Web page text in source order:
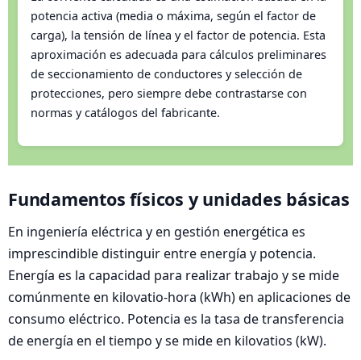
potencia activa (media o máxima, según el factor de
carga), la tensión de línea y el factor de potencia. Esta
aproximación es adecuada para cálculos preliminares
de seccionamiento de conductores y selección de
protecciones, pero siempre debe contrastarse con
normas y catálogos del fabricante.
Fundamentos físicos y unidades básicas
En ingeniería eléctrica y en gestión energética es
imprescindible distinguir entre energía y potencia.
Energía es la capacidad para realizar trabajo y se mide
comúnmente en kilovatio-hora (kWh) en aplicaciones de
consumo eléctrico. Potencia es la tasa de transferencia
de energía en el tiempo y se mide en kilovatios (kW).